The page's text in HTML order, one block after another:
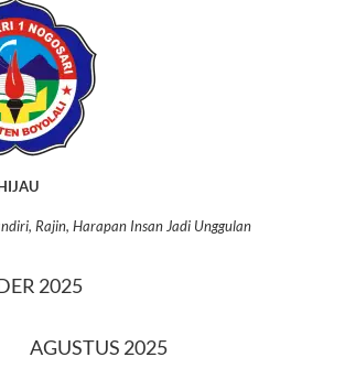
Rajin, Harapan Insan Jadi Unggulan
2025
AGUSTUS 2025